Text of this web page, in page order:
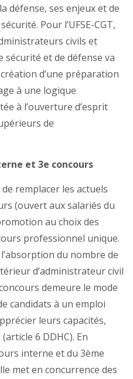
défense, ses enjeux et de
Pour l’UFSE-CGT,
civils et
et de défense va
d’une préparation
à une logique
à l’ouverture d’esprit
de
et 3e concours
remplacer les actuels
(ouvert aux salariés du
au choix des
professionnel unique.
l’absorption du nombre de
d’administrateur civil
demeure le mode
candidats à un emploi
leurs capacités,
6 DDHC). En
interne et du 3ème
met en concurrence des